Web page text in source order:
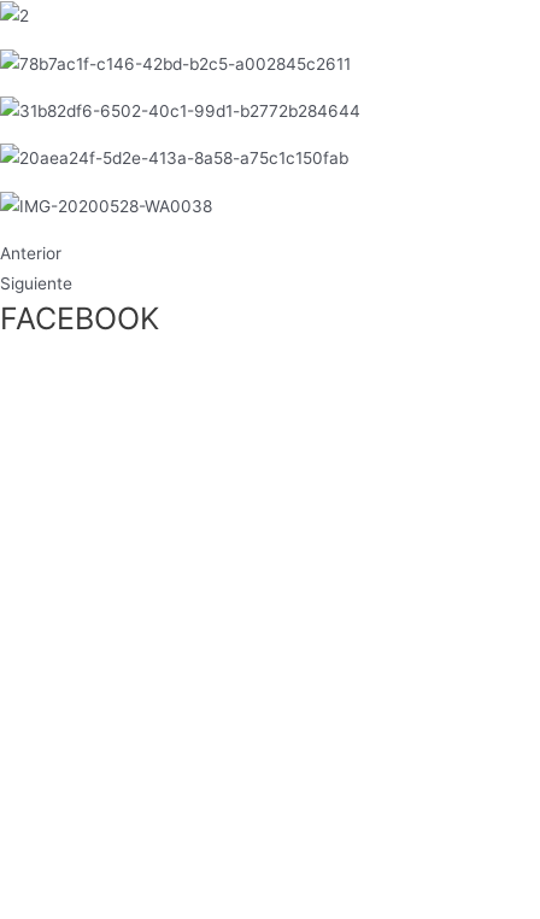
Anterior
Siguiente
FACEBOOK